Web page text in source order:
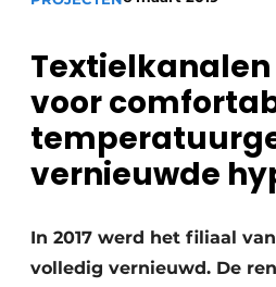
Vacatures
Video’s
Binnenklimaat
Brandbeveiliging
Warmtepompen
Textielkanalen
voor
vernieuwde
In 2017 werd het filiaal
volledig vernieuwd. De